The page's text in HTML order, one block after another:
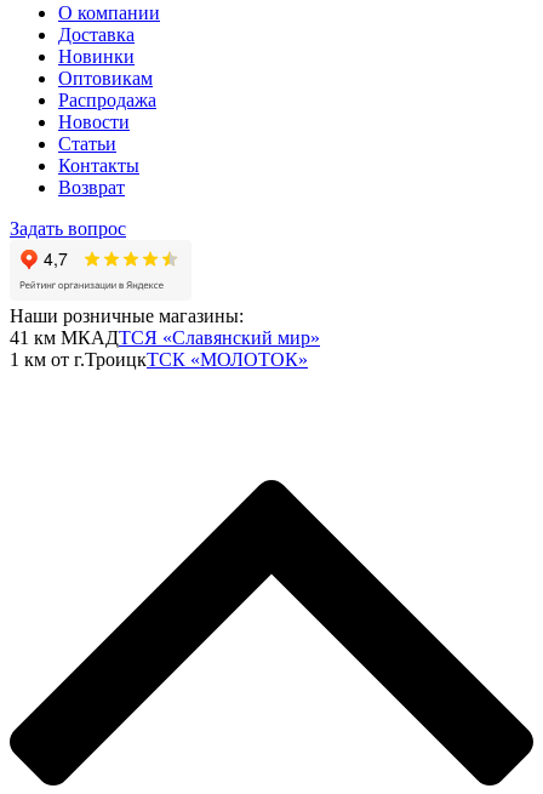
О компании
Доставка
Новинки
Оптовикам
Распродажа
Новости
Статьи
Контакты
Возврат
Задать вопрос
Наши розничные магазины:
41 км МКАДТСЯ «Славянский мир»
1 км от г.ТроицкТСК «МОЛОТОК»